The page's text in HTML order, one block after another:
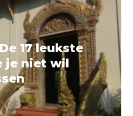
17 leukste
je niet wil